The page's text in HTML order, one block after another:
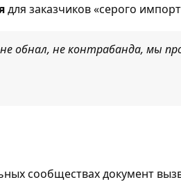
для заказчиков «серого
обнал, не контрабанда, мы
сообществах документ